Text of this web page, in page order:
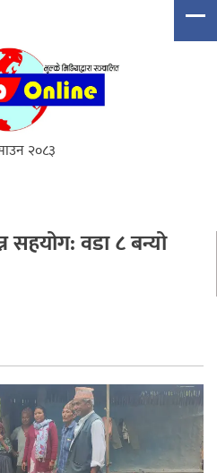
२०८३
सहयोग: वडा ८ बन्यो